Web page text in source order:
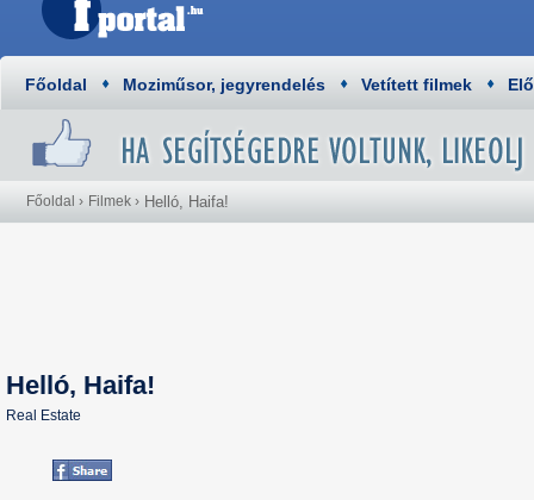
Főoldal Moziműsor, jegyrendelés Vetített filmek
Főoldal › Filmek › Helló, Haifa!
Helló, Haifa!
Real Estate